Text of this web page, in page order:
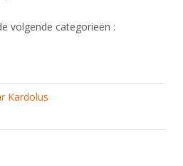
volgende categorieën :
Kardolus